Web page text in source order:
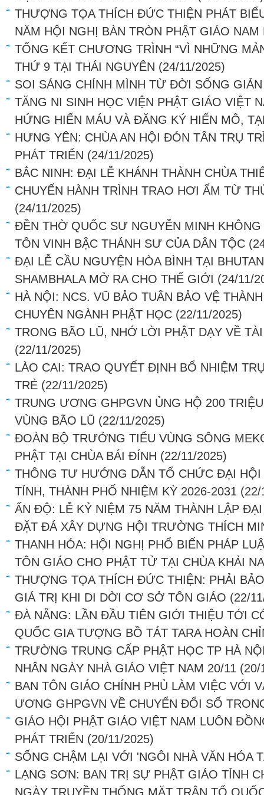
THƯỢNG TỌA THÍCH ĐỨC THIỆN PHÁT
NĂM HỘI NGHỊ BÀN TRÒN PHẬT GIÁO NAM
TỔNG KẾT CHƯƠNG TRÌNH “VÌ NHỮNG
THỨ 9 TẠI THÁI NGUYÊN (24/11/2025)
SOI SÁNG CHÍNH MÌNH TỪ ĐỜI SỐNG
TĂNG NI SINH HỌC VIỆN PHẬT GIÁO VIỆT
HỨNG HIẾN MÁU VÀ ĐĂNG KÝ HIẾN MÔ,
HƯNG YÊN: CHÙA AN HỘI ĐÓN TÂN TRỤ
PHÁT TRIỂN (24/11/2025)
BẮC NINH: ĐẠI LỄ KHÁNH THÀNH CHÙA
CHUYẾN HÀNH TRÌNH TRAO HƠI ẤM TỪ
(24/11/2025)
ĐỀN THỜ QUỐC SƯ NGUYỄN MINH
TÔN VINH BẬC THÁNH SƯ CỦA DÂN TỘC
ĐẠI LỄ CẦU NGUYỆN HÒA BÌNH TẠI
SHAMBHALA MỞ RA CHO THẾ GIỚI (24/11/
HÀ NỘI: NCS. VŨ BẢO TUÂN BẢO VỆ
CHUYÊN NGÀNH PHẬT HỌC (22/11/2025)
TRONG BÃO LŨ, NHỚ LỜI PHẬT DẠY VỀ
(22/11/2025)
LÀO CAI: TRAO QUYẾT ĐỊNH BỔ NHIỆM
TRẺ (22/11/2025)
TRUNG ƯƠNG GHPGVN ỦNG HỘ 200
VÙNG BÃO LŨ (22/11/2025)
ĐOÀN BỘ TRƯỞNG TIỂU VÙNG SÔNG
PHẬT TẠI CHÙA BÁI ĐÍNH (22/11/2025)
THÔNG TƯ HƯỚNG DẪN TỔ CHỨC ĐẠI
TỈNH, THÀNH PHỐ NHIỆM KỲ 2026-2031 (22/
ẤN ĐỘ: LỄ KỶ NIỆM 75 NĂM THÀNH LẬP
ĐẶT ĐÁ XÂY DỰNG HỘI TRƯỜNG THÍCH
THANH HÓA: HỘI NGHỊ PHỔ BIẾN PHÁP
TÔN GIÁO CHO PHẬT TỬ TẠI CHÙA KHẢI
THƯỢNG TỌA THÍCH ĐỨC THIỆN: PHẢI
GIÁ TRỊ KHI DI DỜI CƠ SỞ TÔN GIÁO (22/
ĐÀ NẴNG: LẦN ĐẦU TIÊN GIỚI THIỆU TỚI
QUỐC GIA TƯỢNG BỒ TÁT TARA HOÀN
TRƯỜNG TRUNG CẤP PHẬT HỌC TP HÀ
NHÂN NGÀY NHÀ GIÁO VIỆT NAM 20/11 (20/
BAN TÔN GIÁO CHÍNH PHỦ LÀM VIỆC VỚI
ƯƠNG GHPGVN VỀ CHUYỂN ĐỔI SỐ
GIÁO HỘI PHẬT GIÁO VIỆT NAM LUÔN
PHÁT TRIỂN (20/11/2025)
SỐNG CHẬM LẠI VỚI 'NGÔI NHÀ VĂN HÓA
LẠNG SƠN: BAN TRỊ SỰ PHẬT GIÁO TỈNH
NGÀY TRUYỀN THỐNG MẶT TRẬN TỔ